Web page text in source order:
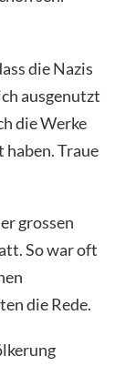
die Nazis
ausgenutzt
die Werke
Traue
grossen
So war oft
die Rede.